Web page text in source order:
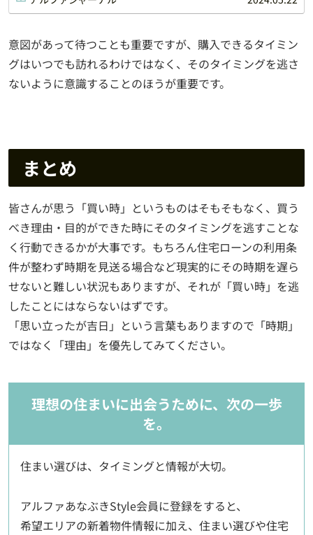
意図があって待つことも重要ですが、購入できるタイミン
グはいつでも訪れるわけではなく、そのタイミングを逃さ
ないように意識することのほうが重要です。
まとめ
皆さんが思う「買い時」というものはそもそもなく、買う
べき理由・目的ができた時にそのタイミングを逃すことな
く行動できるかが大事です。もちろん住宅ローンの利用条
件が整わず時期を見送る場合など現実的にその時期を遅ら
せないと難しい状況もありますが、それが「買い時」を逃
したことにはならないはずです。
「思い立ったが吉日」という言葉もありますので「時期」
ではなく「理由」を優先してみてください。
理想の住まいに出会うために、次の一歩
を。
住まい選びは、タイミングと情報が大切。
アルファあなぶきStyle会員に登録をすると、
希望エリアの新着物件情報に加え、住まい選びや住宅